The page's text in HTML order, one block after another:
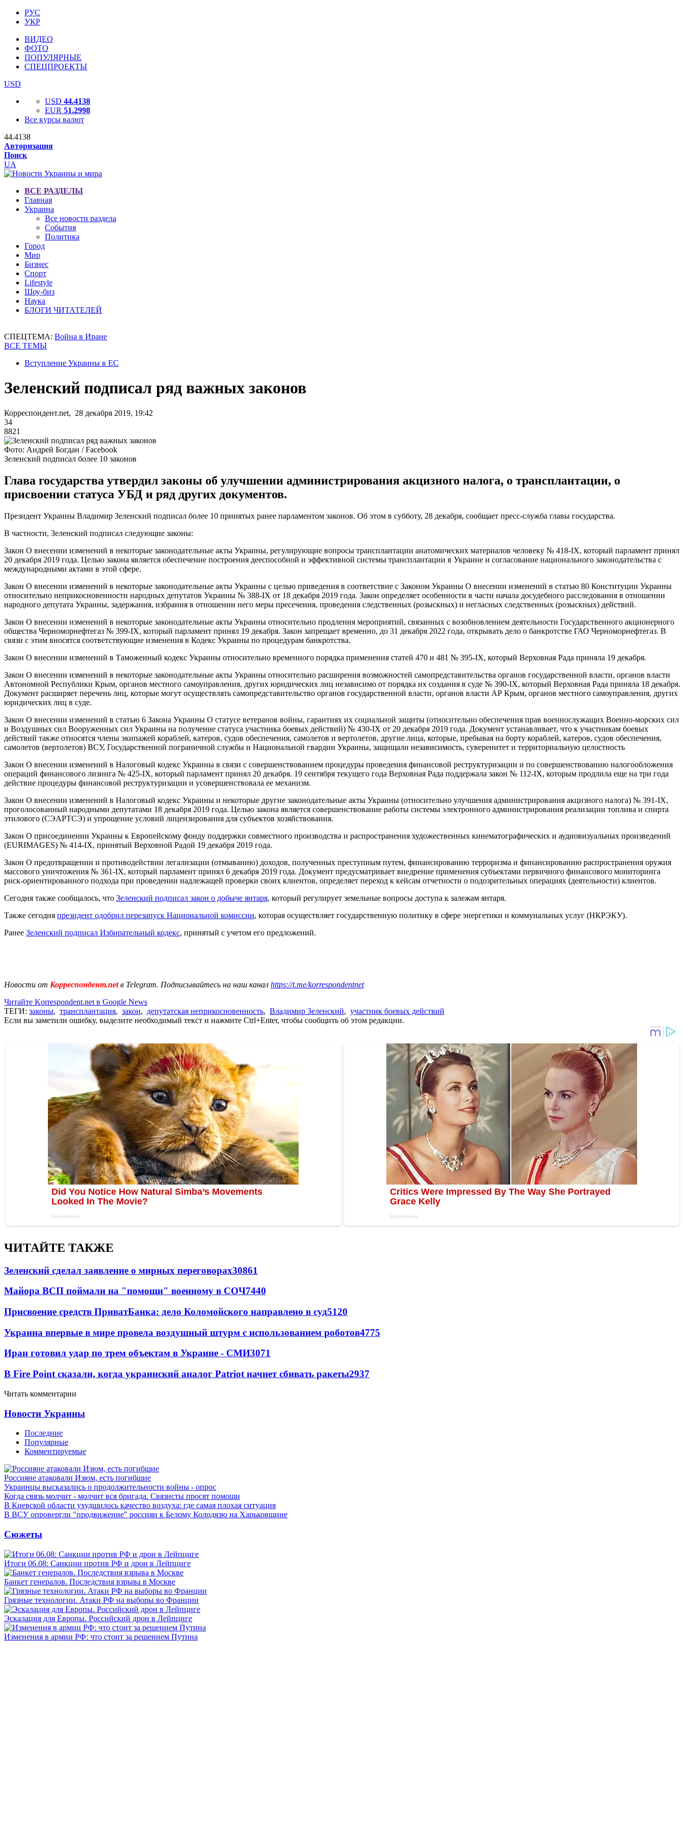
РУС
УКР
ВИДЕО
ФОТО
ПОПУЛЯРНЫЕ
СПЕЦПРОЕКТЫ
USD
USD 44.4138
EUR 51.2998
Все курсы валют
44.4138
Авторизация
Поиск
UA
ВСЕ РАЗДЕЛЫ
Главная
Украина
Все новости раздела
События
Политика
Город
Мир
Бизнес
Спорт
Lifestyle
Шоу-биз
Наука
БЛОГИ ЧИТАТЕЛЕЙ
СПЕЦТЕМА: Война в Иране
ВСЕ ТЕМЫ
Вступление Украины в ЕС
Зеленский подписал ряд важных законов
Корреспондент.net, 28 декабря 2019, 19:42
34
8821
Фото: Андрей Богдан / Facebook
Зеленский подписал более 10 законов
Глава государства утвердил законы об улучшении администрирования акцизного налога, о трансплантации, о
присвоении статуса УБД и ряд других документов.
Президент Украины Владимир Зеленский подписал более 10 принятых ранее парламентом законов. Об этом в субботу, 28 декабря, сообщает пресс-служба главы государства.
В частности, Зеленский подписал следующие законы:
Закон О внесении изменений в некоторые законодательные акты Украины, регулирующие вопросы трансплантации анатомических материалов человеку № 418-IX, который парламент принял
20 декабря 2019 года. Целью закона является обеспечение построения дееспособной и эффективной системы трансплантации в Украине и согласование национального законодательства с
международными актами в этой сфере.
Закон О внесении изменений в некоторые законодательные акты Украины с целью приведения в соответствие с Законом Украины О внесении изменений в статью 80 Конституции Украины
относительно неприкосновенности народных депутатов Украины № 388-IX от 18 декабря 2019 года. Закон определяет особенности в части начала досудебного расследования в отношении
народного депутата Украины, задержания, избрания в отношении него меры пресечения, проведения следственных (розыскных) и негласных следственных (розыскных) действий.
Закон О внесении изменений в некоторые законодательные акты Украины относительно продления мероприятий, связанных с возобновлением деятельности Государственного акционерного
общества Черноморнефтегаз № 399-IX, который парламент принял 19 декабря. Закон запрещает временно, до 31 декабря 2022 года, открывать дело о банкротстве ГАО Черноморнефтегаз. В
связи с этим вносятся соответствующие изменения в Кодекс Украины по процедурам банкротства.
Закон О внесении изменений в Таможенный кодекс Украины относительно временного порядка применения статей 470 и 481 № 395-IX, который Верховная Рада приняла 19 декабря.
Закон О внесении изменений в некоторые законодательные акты Украины относительно расширения возможностей самопредставительства органов государственной власти, органов власти
Автономной Республики Крым, органов местного самоуправления, других юридических лиц независимо от порядка их создания в суде № 390-IX, который Верховная Рада приняла 18 декабря.
Документ расширяет перечень лиц, которые могут осуществлять самопредставительство органов государственной власти, органов власти АР Крым, органов местного самоуправления, других
юридических лиц в суде.
Закон О внесении изменений в статью 6 Закона Украины О статусе ветеранов войны, гарантиях их социальной защиты (относительно обеспечения прав военнослужащих Военно-морских сил
и Воздушных сил Вооруженных сил Украины на получение статуса участника боевых действий) № 430-IX от 20 декабря 2019 года. Документ устанавливает, что к участникам боевых
действий также относятся члены экипажей кораблей, катеров, судов обеспечения, самолетов и вертолетов, другие лица, которые, пребывая на борту кораблей, катеров, судов обеспечения,
самолетов (вертолетов) ВСУ, Государственной пограничной службы и Национальной гвардии Украины, защищали независимость, суверенитет и территориальную целостность
Закон О внесении изменений в Налоговый кодекс Украины в связи с совершенствованием процедуры проведения финансовой реструктуризации и по совершенствованию налогообложения
операций финансового лизинга № 425-IX, который парламент принял 20 декабря. 19 сентября текущего года Верховная Рада поддержала закон № 112-IX, которым продлила еще на три года
действие процедуры финансовой реструктуризации и усовершенствовала ее механизм.
Закон О внесении изменений в Налоговый кодекс Украины и некоторые другие законодательные акты Украины (относительно улучшения администрирования акцизного налога) № 391-IX,
проголосованный народными депутатами 18 декабря 2019 года. Целью закона является совершенствование работы системы электронного администрирования реализации топлива и спирта
этилового (СЭАРТСЭ) и упрощение условий лицензирования для субъектов хозяйствования.
Закон О присоединении Украины к Европейскому фонду поддержки совместного производства и распространения художественных кинематографических и аудиовизуальных произведений
(EURIMAGES) № 414-IX, принятый Верховной Радой 19 декабря 2019 года.
Закон О предотвращении и противодействии легализации (отмыванию) доходов, полученных преступным путем, финансированию терроризма и финансированию распространения оружия
массового уничтожения № 361-IX, который парламент принял 6 декабря 2019 года. Документ предусматривает внедрение применения субъектами первичного финансового мониторинга
риск-ориентированного подхода при проведении надлежащей проверки своих клиентов, определяет переход к кейсам отчетности о подозрительных операциях (деятельности) клиентов.
Сегодня также сообщалось, что Зеленский подписал закон о добыче янтаря, который регулирует земельные вопросы доступа к залежам янтаря.
Также сегодня президент одобрил перезапуск Национальной комиссии, которая осуществляет государственную политику в сфере энергетики и коммунальных услуг (НКРЭКУ).
Ранее Зеленский подписал Избирательный кодекс, принятый с учетом его предложений.
Новости от Корреспондент.netв Telegram. Подписывайтесь на наш канал https://t.me/korrespondentnet
Читайте Korrespondent.net в Google News
ТЕГИ: законы, трансплантация, закон, депутатская неприкосновенность, Владимир Зеленский, участник боевых действий
Если вы заметили ошибку, выделите необходимый текст и нажмите Ctrl+Enter, чтобы сообщить об этом редакции.
ЧИТАЙТЕ ТАКЖЕ
Зеленский сделал заявление о мирных переговорах30861
Майора ВСП поймали на "помощи" военному в СОЧ7440
Присвоение средств ПриватБанка: дело Коломойского направлено в суд5120
Украина впервые в мире провела воздушный штурм с использованием роботов4775
Иран готовил удар по трем объектам в Украине - СМИ3071
В Fire Point сказали, когда украинский аналог Patriot начнет сбивать ракеты2937
Читать комментарии
Новости Украины
Последние
Популярные
Комментируемые
Россияне атаковали Изюм, есть погибшие
Украинцы высказались о продолжительности войны - опрос
Когда связь молчит - молчит вся бригада. Связисты просят помощи
В Киевской области ухудшилось качество воздуха: где самая плохая ситуация
В ВСУ опровергли "продвижение" россиян к Белому Колодязю на Харьковщине
Сюжеты
Итоги 06.08: Санкции против РФ и дрон в Лейпциге
Банкет генералов. Последствия взрыва в Москве
Грязные технологии. Атаки РФ на выборы во Франции
Эскалация для Европы. Российский дрон в Лейпциге
Изменения в армии РФ: что стоит за решением Путина